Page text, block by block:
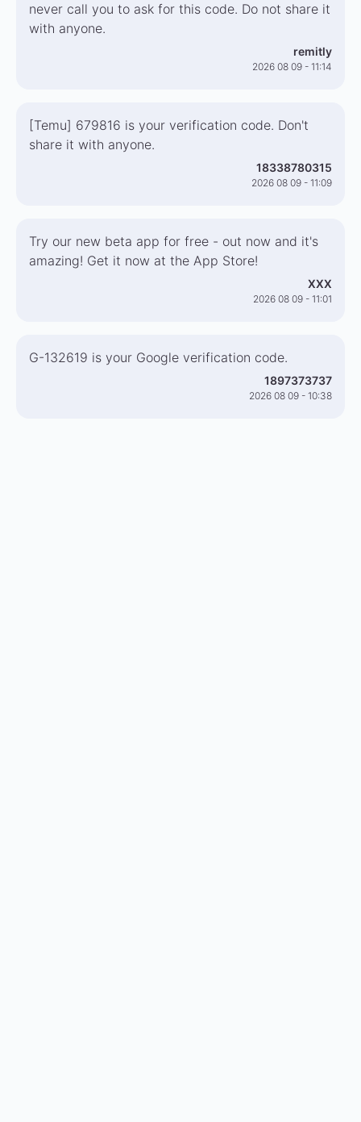
never call you to ask for this code. Do not share it
with anyone.
remitly
2026 08 09 - 11:14
[Temu] 679816 is your verification code. Don't
share it with anyone.
18338780315
2026 08 09 - 11:09
Try our new beta app for free - out now and it's
amazing! Get it now at the App Store!
XXX
2026 08 09 - 11:01
G-132619 is your Google verification code.
1897373737
2026 08 09 - 10:38